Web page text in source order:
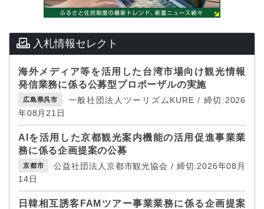
入札情報セレクト
海外メディア等を活用した台湾市場向け観光情報
発信業務に係る公募型プロポーザルの実施
広島県呉市
一般社団法人ツーリズムKURE / 締切:2026
年08月21日
AIを活用した京都観光案内機能の活用促進事業業
務に係る企画提案の公募
京都市
公益社団法人京都市観光協会 / 締切:2026年08月
14日
日韓相互誘客FAMツアー事業業務に係る企画提案